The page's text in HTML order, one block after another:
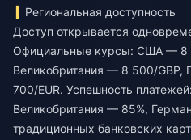
Региональная доступность
Доступ открывается
Официальные курсы: США — 8
Великобритания — 8 500/
700/EUR. Успешность
Великобритания — 85%,
традиционных банковских